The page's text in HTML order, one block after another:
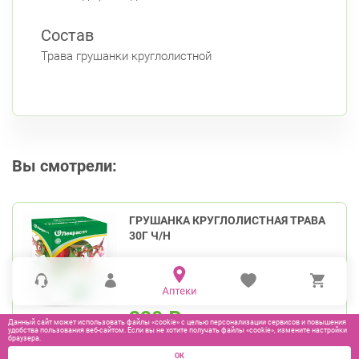
Состав
Трава грушанки круглолистной
Вы смотрели:
ГРУШАНКА КРУГЛОЛИСТНАЯ ТРАВА
30Г Ч/Н
320₽
Данный сайт может использовать файлы «cookie» с целью персонализации сервисов и повышения
удобства пользования веб-сайтом. Если вы не хотите получать файлы «cookie», измените настройки
браузера.
ОК